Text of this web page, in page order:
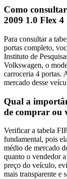
Como
2009 1.0 Flex
Para consultar a
portas completo,
Instituto de
Volkswagen, o
carroceria 4 portas.
mercado desse
Qual a
de comprar ou
Verificar a tabela
fundamental, pois
médio de mercado
quanto o vendedor
preço do veículo,
mais transparente e